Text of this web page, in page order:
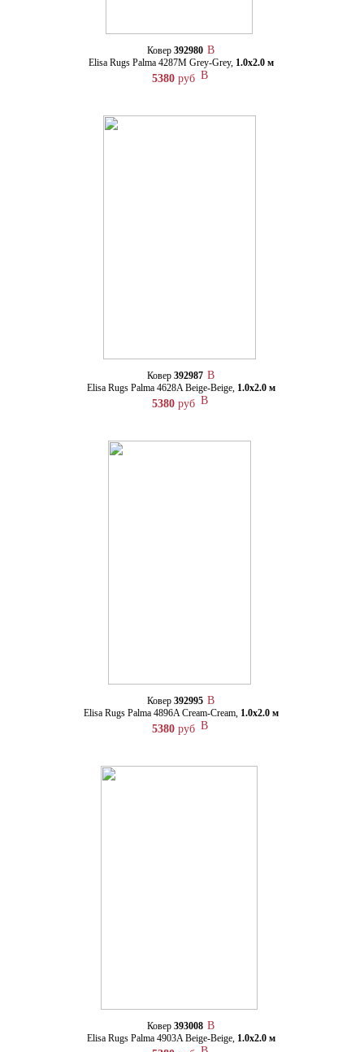
Ковер 392980
Elisa Rugs Palma 4287M Grey-Grey, 1.0х2.0 м
5380руб
Ковер 392987
Elisa Rugs Palma 4628A Beige-Beige, 1.0х2.0 м
5380руб
Ковер 392995
Elisa Rugs Palma 4896A Cream-Cream, 1.0х2.0 м
5380руб
Ковер 393008
Elisa Rugs Palma 4903A Beige-Beige, 1.0х2.0 м